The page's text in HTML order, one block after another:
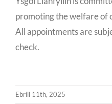
promoting the welfare of
All appointments are
check.
Ebrill 11th, 2025